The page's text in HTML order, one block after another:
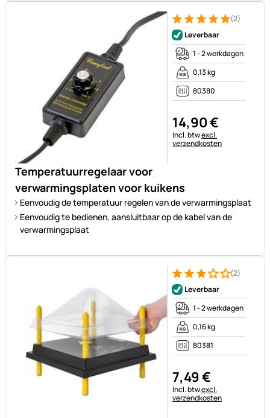
Temperatuurregelaar voor
verwarmingsplaten voor kuikens
Eenvoudig de temperatuur regelen van de verwarmingsplaat
Eenvoudig te bedienen, aansluitbaar op de kabel van de
verwarmingsplaat
Beoordeling: 5 van 5 (2
2 Bewertungen
(2)
Leverbaar
1 - 2 werkdagen
0,13 kg
80380
14,90€
Belastinginformatie:
Incl. btwexcl.
verzendkosten
Beoordeling: 3 van 5 (2
2 Bewertungen
(2)
Leverbaar
1 - 2 werkdagen
0,16 kg
80381
7,49€
Belastinginformatie:
Incl. btwexcl.
verzendkosten